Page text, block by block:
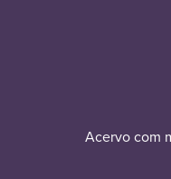
Acervo com